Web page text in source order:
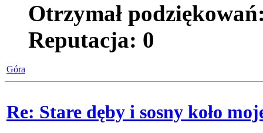
Otrzymał
Reputacja: 0
Góra
Re: Stare dęby i sosny koło